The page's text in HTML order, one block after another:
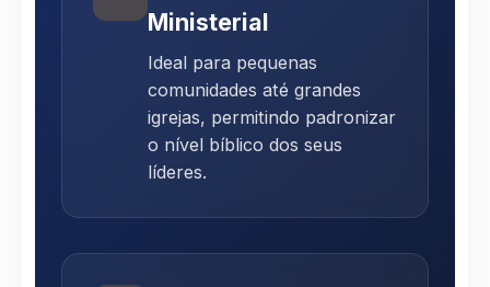
Ministerial
Ideal para pequenas
comunidades até grandes
igrejas, permitindo padronizar
o nível bíblico dos seus
líderes.